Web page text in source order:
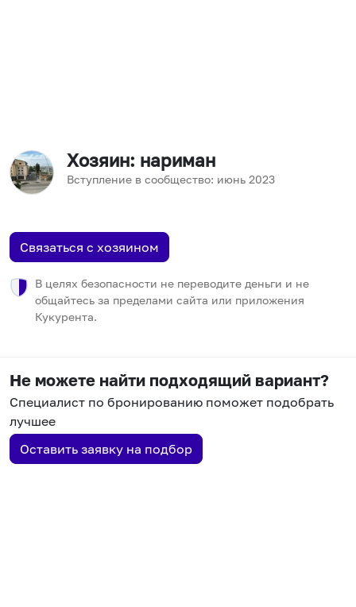
Хозяин: нариман
Вступление в сообщество: июнь 2023
Связаться с хозяином
В целях безопасности не переводите деньги и не
общайтесь за пределами сайта или приложения
Кукурента.
Не можете найти подходящий вариант?
Специалист по бронированию поможет подобрать
лучшее
Оставить заявку на подбор